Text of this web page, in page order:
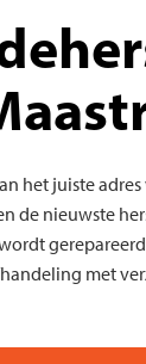
het juiste
de nieuwste
met